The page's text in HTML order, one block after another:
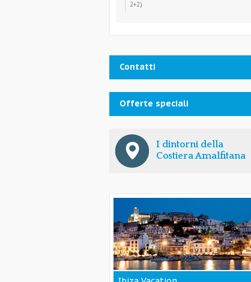
2+2)
Contatti
Offerte speciali
I dintorni della
Costiera Amalfitana